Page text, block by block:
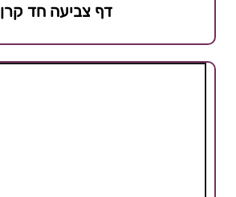
דף צביעה חד קרן